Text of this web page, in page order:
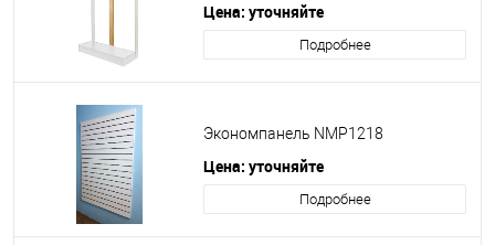
Цена: уточняйте
Подробнее
Экономпанель NMP1218
Цена: уточняйте
Подробнее